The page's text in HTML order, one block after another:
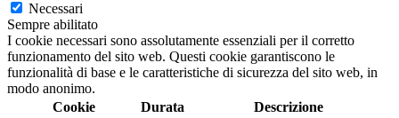
Necessari
Sempre abilitato
I cookie necessari sono assolutamente essenziali per il corretto
funzionamento del sito web. Questi cookie garantiscono le
funzionalità di base e le caratteristiche di sicurezza del sito web, in
modo anonimo.
Cookie
Durata Descrizione